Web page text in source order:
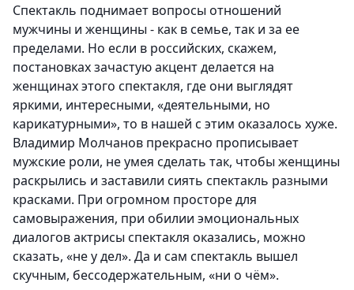
Спектакль поднимает вопросы отношений
мужчины и женщины - как в семье, так и за ее
пределами. Но если в российских, скажем,
постановках зачастую акцент делается на
женщинах этого спектакля, где они выглядят
яркими, интересными, «деятельными, но
карикатурными», то в нашей с этим оказалось хуже.
Владимир Молчанов прекрасно прописывает
мужские роли, не умея сделать так, чтобы женщины
раскрылись и заставили сиять спектакль разными
красками. При огромном просторе для
самовыражения, при обилии эмоциональных
диалогов актрисы спектакля оказались, можно
сказать, «не у дел». Да и сам спектакль вышел
скучным, бессодержательным, «ни о чём».